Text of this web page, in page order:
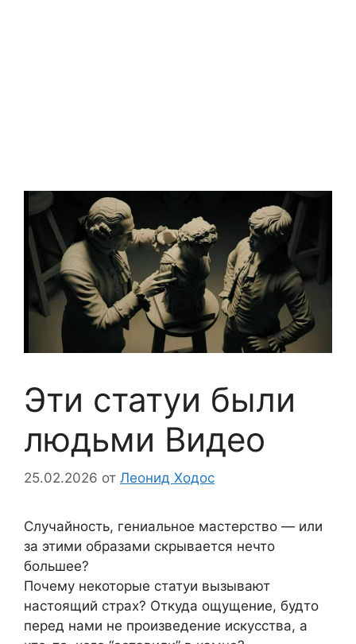
Эти статуи были
людьми Видео
25.02.2026 от Леонид Ходос
Случайность, гениальное мастерство — или
за этими образами скрывается нечто
большее?
Почему некоторые статуи вызывают
настоящий страх? Откуда ощущение, будто
перед нами не произведение искусства, а